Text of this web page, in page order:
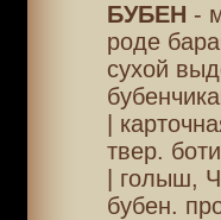
БУБЕН -
роде
сухой
|
твер.
| голыш,
бубен.